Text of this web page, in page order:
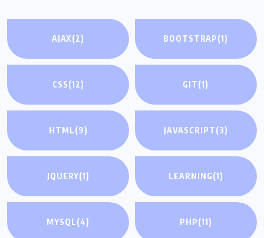
AJAX(2) BOOTSTRAP(1)
CSS(12) GIT(1)
HTML(9) JAVASCRIPT(3)
JQUERY(1) LEARNING(1)
MYSQL(4) PHP(11)